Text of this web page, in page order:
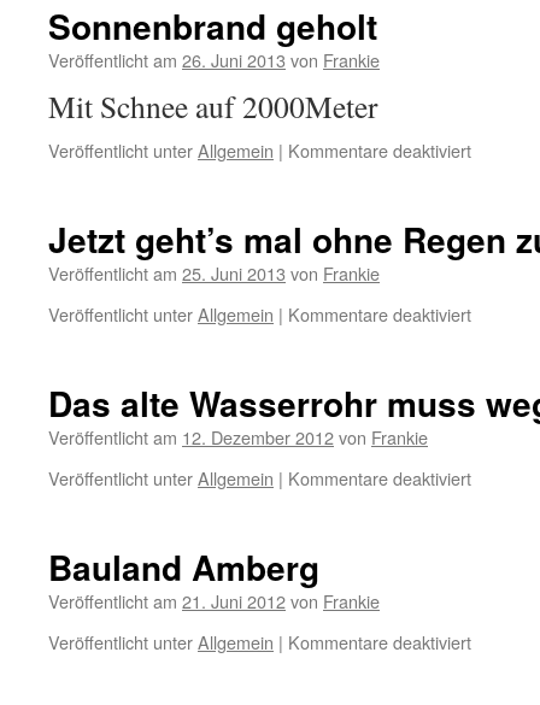
Sonnenbrand geholt
Veröffentlicht am 26. Juni 2013 von Frankie
Mit Schnee auf 2000Meter
Veröffentlicht unterAllgemein | Kommentare deaktiviertfür
Jetzt geht’s mal ohne Regen
Veröffentlicht am 25. Juni 2013 von Frankie
Veröffentlicht unterAllgemein | Kommentare deaktiviertfür
ohne
Wandern
Das alte Wasserrohr muss
Veröffentlicht am 12. Dezember 2012von Frankie
Veröffentlicht unterAllgemein | Kommentare deaktiviertfür
Bauland Amberg
Veröffentlicht am 21. Juni 2012von Frankie
Veröffentlicht unterAllgemein | Kommentare deaktiviertfür